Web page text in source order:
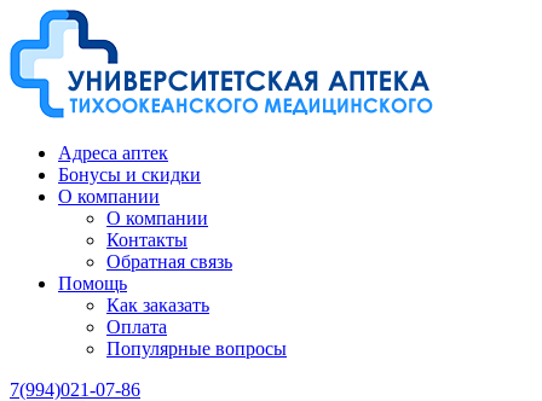
Адреса аптек
Бонусы и скидки
О компании
О компании
Контакты
Обратная связь
Помощь
Как заказать
Оплата
Популярные вопросы
7(994)021-07-86